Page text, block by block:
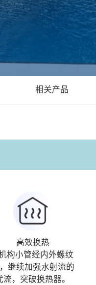
相关产品
高效换热
构小管经内外螺纹
继续加强水射流的
流，突破换热器。